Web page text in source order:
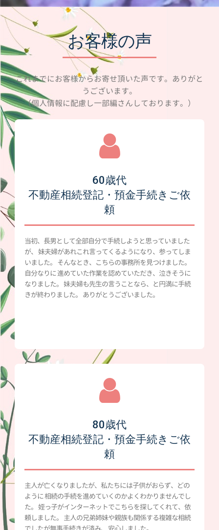
お客様の声
これまでにお客様からお寄せ頂いた声です。ありがと
うございます。
（個人情報に配慮し一部編さんしております。）
60歳代
不動産相続登記・預金手続きご依
頼
当初、長男として全部自分で手続しようと思っていました
が、 妹夫婦があれこれ言ってくるようになり、参ってしま
いました。 そんなとき、こちらの事務所を見つけました。
自分なりに 進めていた作業を認めていただき、泣きそうに
なりました。 妹夫婦も先生の言うことなら、と円満に手続
きが終わりました。 ありがとうございました。
80歳代
不動産相続登記・預金手続きご依
頼
主人が亡くなりましたが、私たちには子供がおらず、どの
ように 相続の手続を進めていくのかよくわかりませんでし
た。 姪っ子がインターネットでこちらを探してくれて、依
頼しました。 主人の兄弟姉妹や親族も関係する複雑な相続